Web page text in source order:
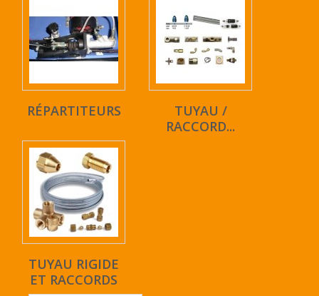
RÉPARTITEURS
TUYAU /
RACCORD...
TUYAU RIGIDE
ET RACCORDS